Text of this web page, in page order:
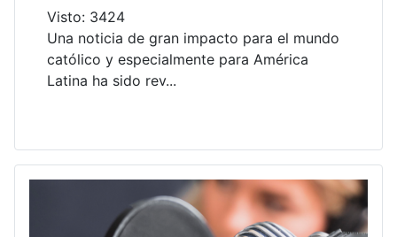
Visto: 3424
Una noticia de gran impacto para el mundo
católico y especialmente para América
Latina ha sido rev...